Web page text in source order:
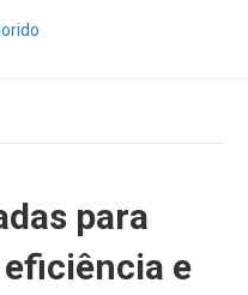
para
e